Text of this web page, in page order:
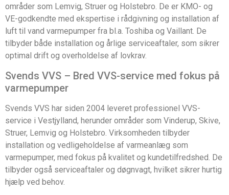
områder som Lemvig, Struer og Holstebro. De er KMO- og
VE-godkendte med ekspertise i rådgivning og installation af
luft til vand varmepumper fra bl.a. Toshiba og Vaillant. De
tilbyder både installation og årlige serviceaftaler, som sikrer
optimal drift og overholdelse af lovkrav.
Svends VVS – Bred VVS-service med fokus på
varmepumper
Svends VVS har siden 2004 leveret professionel VVS-
service i Vestjylland, herunder områder som Vinderup, Skive,
Struer, Lemvig og Holstebro. Virksomheden tilbyder
installation og vedligeholdelse af varmeanlæg som
varmepumper, med fokus på kvalitet og kundetilfredshed. De
tilbyder også serviceaftaler og døgnvagt, hvilket sikrer hurtig
hjælp ved behov.